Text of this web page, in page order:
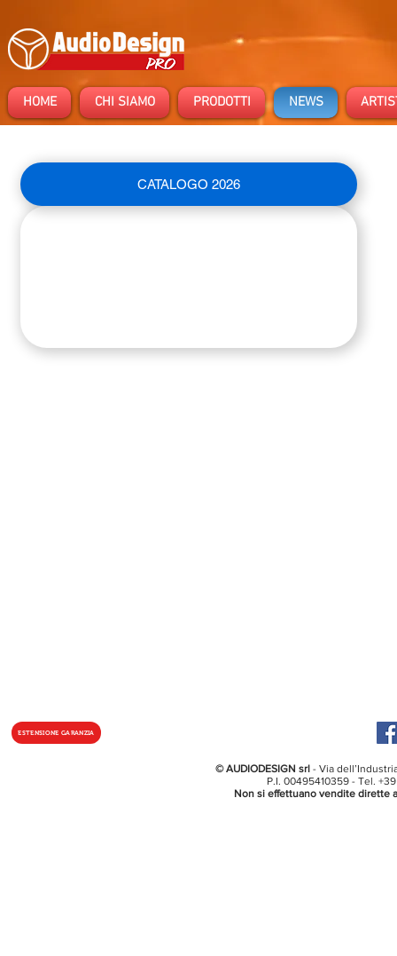
HOME CHI SIAMO PRODOTTI NEWS
CATALOGO 2026
ESTENSIONE GARANZIA
© AUDIODESIGN srl - Via
P.I. 00495410359 - Tel.
Non si effettuano vendite dirette